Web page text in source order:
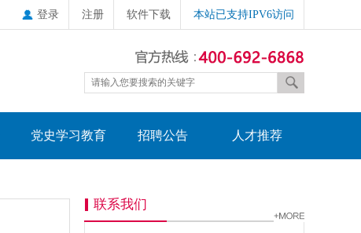
登录 注册 软件下载 本站已支持IPV6访问
党史学习教育 招聘公告 人才推荐
联系我们